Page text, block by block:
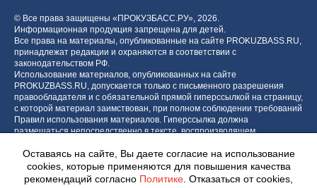
© Все права защищены «ПРОКУЗБАСС.РУ», 2026.
Информационная продукция запрещена для детей.
Все права на материалы, опубликованные на сайте PROKUZBASS.RU,
принадлежат редакции и охраняются в соответствии с
законодательством РФ.
Использование материалов, опубликованных на сайте
PROKUZBASS.RU, допускается только с письменного разрешения
правообладателя и с обязательной прямой гиперссылкой на страницу,
с которой материал заимствован, при полном соблюдении требований
Правил использования материалов. Гиперссылка должна
размещаться непосредственно в тексте, воспроизводящем
блока.
Оставаясь на сайте, Вы даете согласие на использование
cookies, которые применяются для повышения качества
рекомендаций согласно Политике . Отказаться от cookies,